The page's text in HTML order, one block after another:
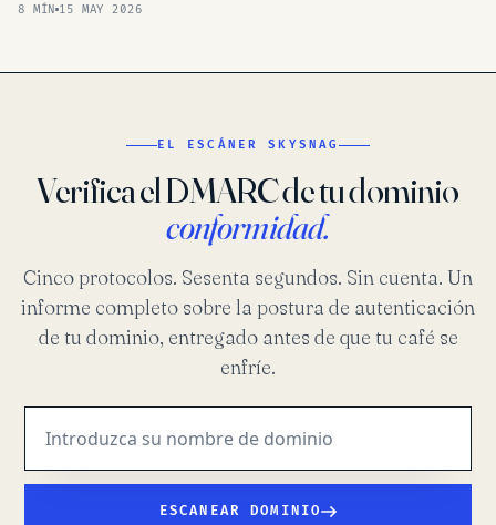
8 MÍN 15 MAY 2026
EL ESCÁNER SKYSNAG
Verifica el DMARC de tu dominio
conformidad.
Cinco protocolos. Sesenta segundos. Sin cuenta. Un
informe completo sobre la postura de autenticación
de tu dominio, entregado antes de que tu café se
enfríe.
ESCANEAR DOMINIO